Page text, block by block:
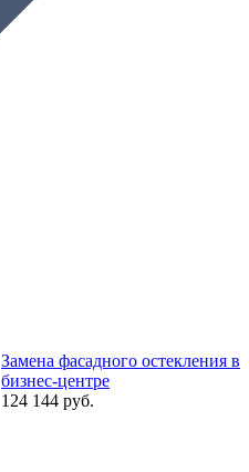
Замена фасадного остекления в
бизнес-центре
124 144 руб.